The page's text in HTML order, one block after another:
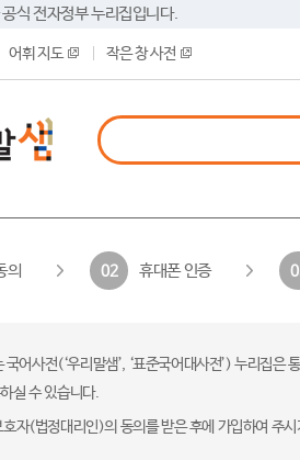
식 전자정부 누리집입니다.
어휘 지도 작은 창 사전
의 02 휴대폰 인증
어사전(‘우리말샘’, ‘표준국어대사전’) 누리집
실 수 있습니다.
자(법정대리인)의 동의를 받은 후에 가입하여 주